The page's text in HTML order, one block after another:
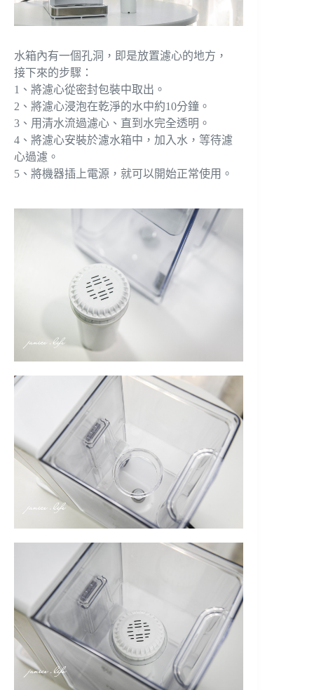
水箱內有一個孔洞，即是放置濾心的地方，
接下來的步驟：
1、將濾心從密封包裝中取出。
2、將濾心浸泡在乾淨的水中約10分鐘。
3、用清水流過濾心、直到水完全透明。
4、將濾心安裝於濾水箱中，加入水，等待濾
心過濾。
5、將機器插上電源，就可以開始正常使用。